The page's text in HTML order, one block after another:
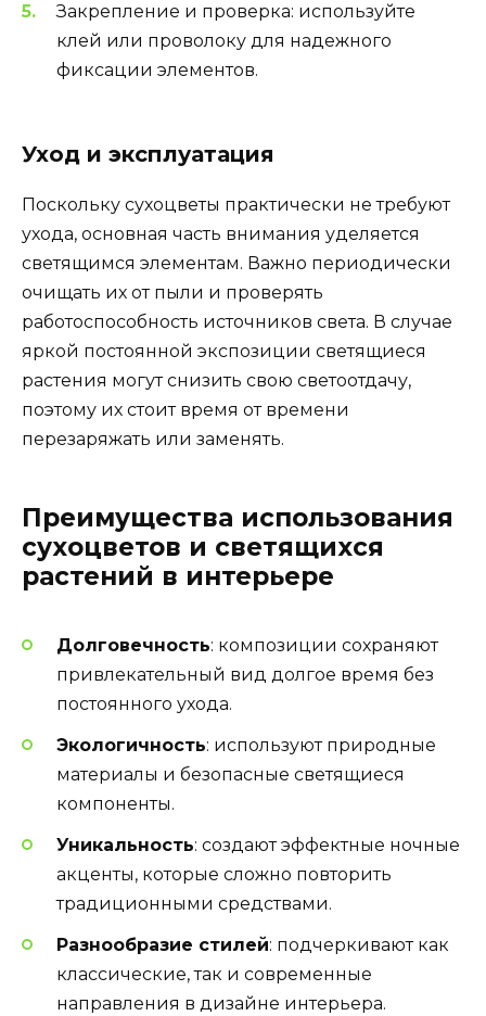
Закрепление и проверка: используйте
клей или проволоку для надежного
фиксации элементов.
Уход и эксплуатация
Поскольку сухоцветы практически не требуют
ухода, основная часть внимания уделяется
светящимся элементам. Важно периодически
очищать их от пыли и проверять
работоспособность источников света. В случае
яркой постоянной экспозиции светящиеся
растения могут снизить свою светоотдачу,
поэтому их стоит время от времени
перезаряжать или заменять.
Преимущества использования
сухоцветов и светящихся
растений в интерьере
Долговечность: композиции сохраняют
привлекательный вид долгое время без
постоянного ухода.
Экологичность: используют природные
материалы и безопасные светящиеся
компоненты.
Уникальность: создают эффектные ночные
акценты, которые сложно повторить
традиционными средствами.
Разнообразие стилей: подчеркивают как
классические, так и современные
направления в дизайне интерьера.